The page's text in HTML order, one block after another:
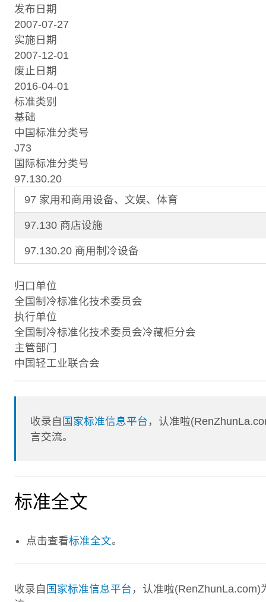
发布日期
2007-07-27
实施日期
2007-12-01
废止日期
2016-04-01
标准类别
基础
中国标准分类号
J73
国际标准分类号
97.130.20
97 家用和商用设备、文娱、体育
97.130 商店设施
97.130.20 商用制冷设备
归口单位
全国制冷标准化技术委员会
执行单位
全国制冷标准化技术委员会冷藏柜分会
主管部门
中国轻工业联合会
收录自 国家标准信息平台 ，认准啦
言交流。
标准全文
点击查看标准全文。
收录自 国家标准信息平台 ，认准啦